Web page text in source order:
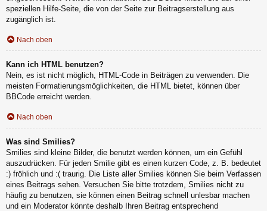
speziellen Hilfe-Seite, die von der Seite zur Beitragserstellung aus
zugänglich ist.
Nach oben
Kann ich HTML benutzen?
Nein, es ist nicht möglich, HTML-Code in Beiträgen zu verwenden. Die
meisten Formatierungsmöglichkeiten, die HTML bietet, können über
BBCode erreicht werden.
Nach oben
Was sind Smilies?
Smilies sind kleine Bilder, die benutzt werden können, um ein Gefühl
auszudrücken. Für jeden Smilie gibt es einen kurzen Code, z. B. bedeutet
:) fröhlich und :( traurig. Die Liste aller Smilies können Sie beim Verfassen
eines Beitrags sehen. Versuchen Sie bitte trotzdem, Smilies nicht zu
häufig zu benutzen, sie können einen Beitrag schnell unlesbar machen
und ein Moderator könnte deshalb Ihren Beitrag entsprechend